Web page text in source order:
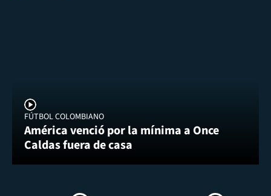
FÚTBOL COLOMBIANO
América venció por la mínima a Once
Caldas fuera de casa